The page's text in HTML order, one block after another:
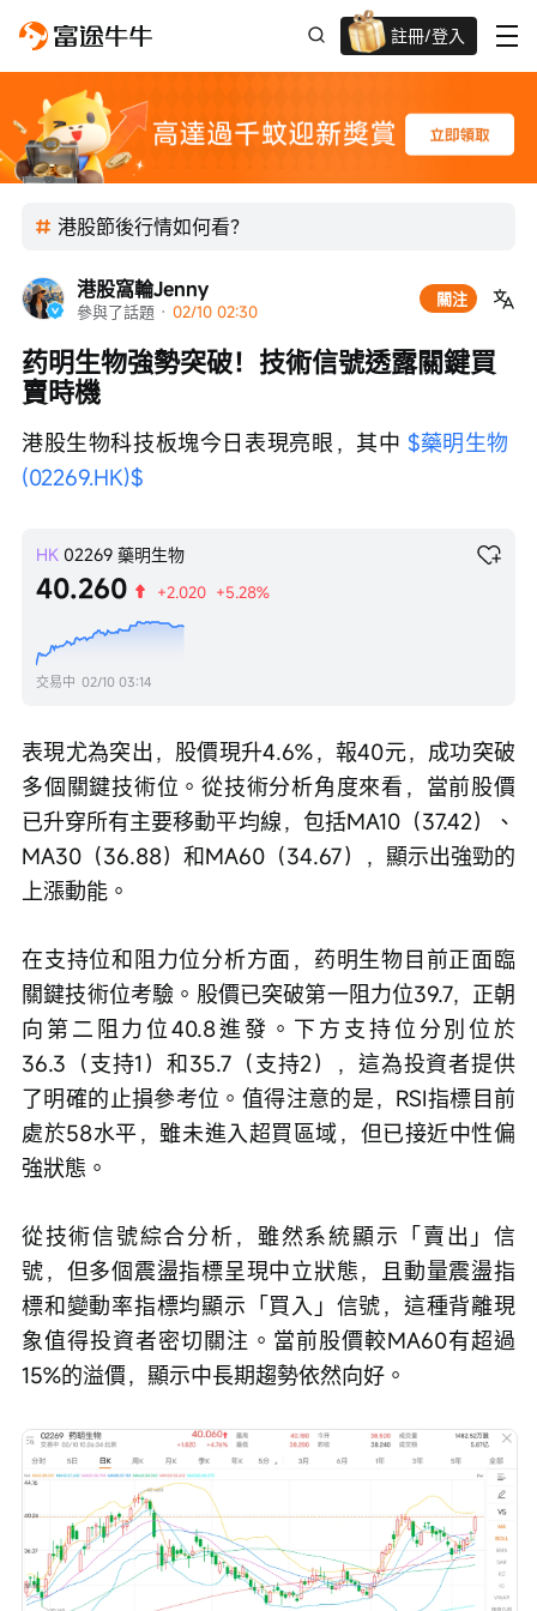
註冊/登入
迎新驚喜賞 股票/BTC等任你揀!
港股節後行情如何看？
港股窩輪Jenny
參與了話題 · 02/10 02:30
關注
药明生物強勢突破！技術信號透露關鍵買
賣時機
港股生物科技板塊今日表現亮眼，其中 $藥明生物
(02269.HK)$
HK 02269 藥明生物
40.260 +2.020 +5.28%
交易中 02/10 03:14
表現尤為突出，股價現升4.6%，報40元，成功突破
多個關鍵技術位。從技術分析角度來看，當前股價
已升穿所有主要移動平均線，包括MA10（37.42）、
MA30（36.88）和MA60（34.67），顯示出強勁的
上漲動能。
在支持位和阻力位分析方面，药明生物目前正面臨
關鍵技術位考驗。股價已突破第一阻力位39.7，正朝
向第二阻力位40.8進發。下方支持位分別位於
36.3（支持1）和35.7（支持2），這為投資者提供
了明確的止損參考位。值得注意的是，RSI指標目前
處於58水平，雖未進入超買區域，但已接近中性偏
強狀態。
從技術信號綜合分析，雖然系統顯示「賣出」信
號，但多個震盪指標呈現中立狀態，且動量震盪指
標和變動率指標均顯示「買入」信號，這種背離現
象值得投資者密切關注。當前股價較MA60有超過
15%的溢價，顯示中長期趨勢依然向好。